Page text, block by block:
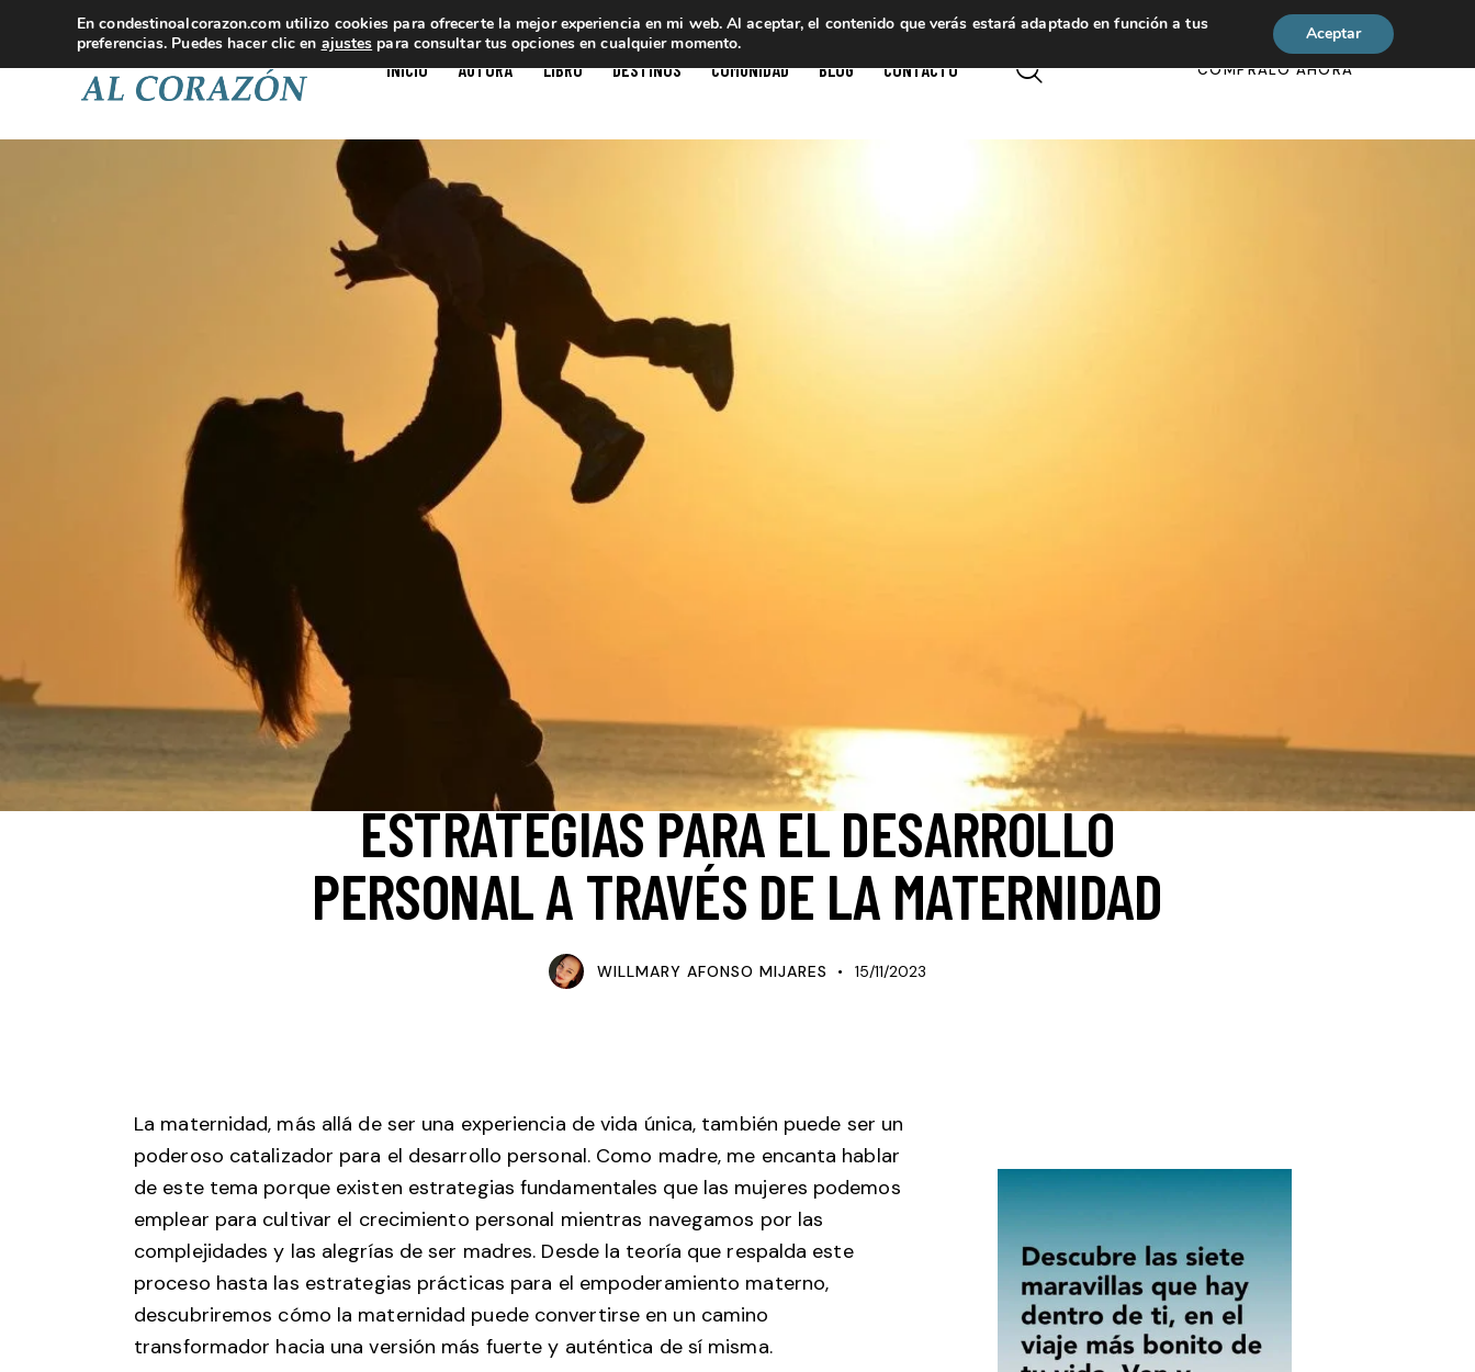
INICIO AUTORA LIBRO DESTINOS COMUNIDAD BLOG CONTACTO CÓMPRALO AHORA
CONSEJOS PARA MUJERES EMPODERADAS
ESTRATEGIAS PARA EL DESARROLLO
PERSONAL A TRAVÉS DE LA MATERNIDAD
WILLMARY AFONSO MIJARES 15/11/2023
La maternidad, más allá de ser una experiencia de vida única, también puede ser un
poderoso catalizador para el desarrollo personal. Como madre, me encanta hablar
de este tema porque existen estrategias fundamentales que las mujeres podemos
emplear para cultivar el crecimiento personal mientras navegamos por las
complejidades y las alegrías de ser madres. Desde la teoría que respalda este
proceso hasta las estrategias prácticas para el empoderamiento materno,
descubriremos cómo la maternidad puede convertirse en un camino
transformador hacia una versión más fuerte y auténtica de sí misma.
Encondestinoalcorazon.comutilizo cookies para ofrecerte la mejor experiencia en mi web. Al aceptar, el contenido que verás estará adaptado en función a tus
preferencias. Puedes hacer clic en ajustes para consultar tus opciones en cualquier momento. Aceptar